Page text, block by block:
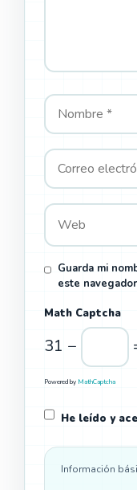
Guarda mi
este
Math Captcha
31 −
Powered by MathCaptcha
He leído y
Información